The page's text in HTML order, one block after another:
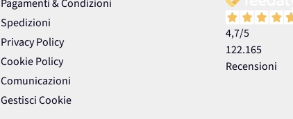
Pagamenti & Condizioni
Spedizioni
Privacy Policy
Cookie Policy
Comunicazioni
Gestisci Cookie
4,7/5
122.165
Recensioni